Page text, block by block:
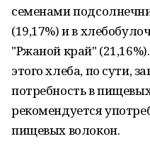
семенами
(19,17%) и в
"Ржаной край"
этого хлеба, по сути,
потребность в
рекомендуется
пищевых волокон.